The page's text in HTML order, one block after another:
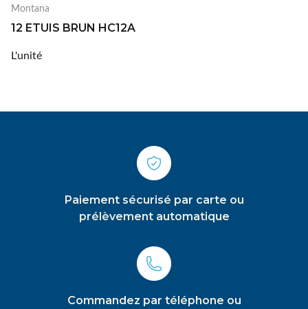
Montana
12 ETUIS BRUN HC12A
L'unité
Paiement sécurisé par carte ou
prélèvement automatique
Commandez par téléphone ou